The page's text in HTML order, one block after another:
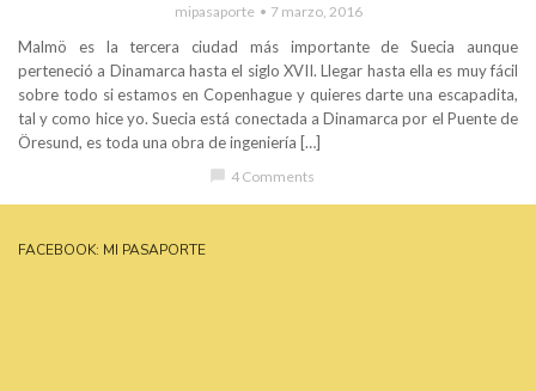
mipasaporte 7 marzo, 2016
Malmö es la tercera ciudad más importante de Suecia aunque
perteneció a Dinamarca hasta el siglo XVII. Llegar hasta ella es muy fácil
sobre todo si estamos en Copenhague y quieres darte una escapadita,
tal y como hice yo. Suecia está conectada a Dinamarca por el Puente de
Öresund, es toda una obra de ingeniería […]
4 Comments
FACEBOOK: MI PASAPORTE